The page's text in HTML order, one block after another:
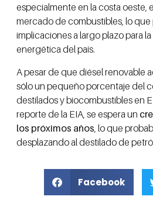
especialmente en la costa oeste,
mercado de combustibles, lo
implicaciones a largo plazo para
energética del país.
A pesar de que diésel renovable
sólo un pequeño porcentaje del
destilados y biocombustibles en
reporte de la EIA, se espera un
los próximos años , lo que
desplazando al destilado de
Facebook